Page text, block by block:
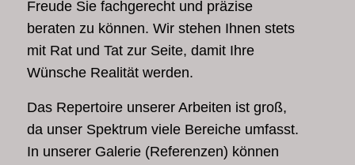
Freude Sie fachgerecht und präzise
beraten zu können. Wir stehen Ihnen stets
mit Rat und Tat zur Seite, damit Ihre
Wünsche Realität werden.
Das Repertoire unserer Arbeiten ist groß,
da unser Spektrum viele Bereiche umfasst.
In unserer Galerie (Referenzen) können